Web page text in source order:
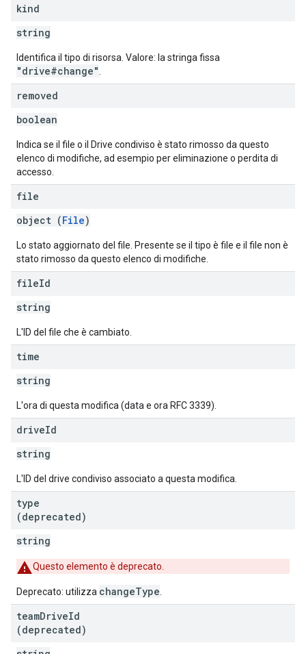
kind
string
Identifica il tipo di risorsa. Valore: la stringa fissa
"drive#change"
removed
boolean
Indica se il file o il Drive condiviso è stato rimosso da questo
elenco di modifiche, ad esempio per eliminazione o perdita di
accesso.
file
object (File)
Lo stato aggiornato del file. Presente se il tipo è file e il file non è
stato rimosso da questo elenco di modifiche.
fileId
string
L'ID del file che è cambiato.
time
string
L'ora di questa modifica (data e ora RFC 3339).
driveId
string
L'ID del drive condiviso associato a questa modifica.
type
(deprecated)
string
Questo elemento è deprecato.
Deprecato: utilizza changeType
teamDriveId
(deprecated)